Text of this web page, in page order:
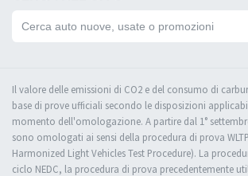
Il valore delle emissioni di CO2 e del consumo di
base di prove ufficiali secondo le disposizioni
momento dell'omologazione. A partire dal 1°
sono omologati ai sensi della procedura di prova
Harmonized Light Vehicles Test Procedure). La
ciclo NEDC, la procedura di prova precedentemente